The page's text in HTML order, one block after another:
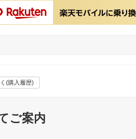
(購入履歴)
ご案内